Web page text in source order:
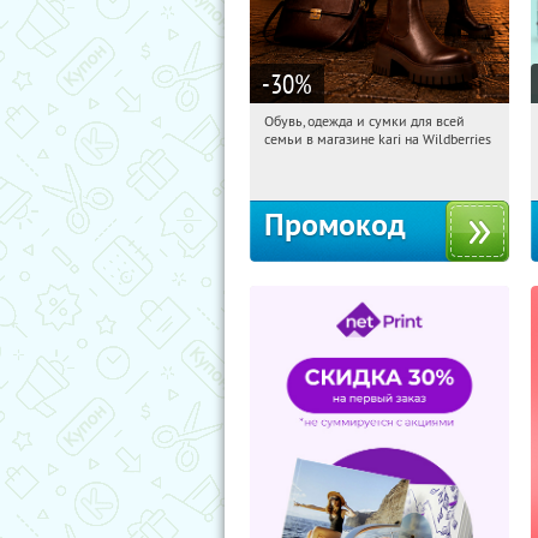
-30%
15:55:36 Получили:
Обувь, одежда и сумки для всей
семьи в магазине kari на Wildberries
Промокод